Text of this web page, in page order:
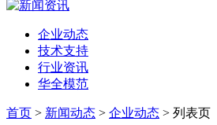
企业动态
技术支持
行业资讯
华全模范
首页 > 新闻动态 > 企业动态 > 列表页